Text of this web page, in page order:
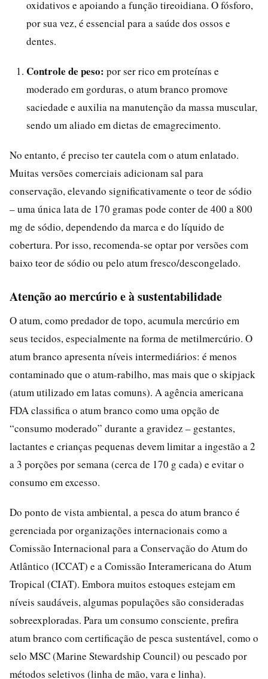
oxidativos e apoiando a função tireoidiana. O fósforo,
por sua vez, é essencial para a saúde dos ossos e
dentes.
Controle de peso: por ser rico em proteínas e
moderado em gorduras, o atum branco promove
saciedade e auxilia na manutenção da massa muscular,
sendo um aliado em dietas de emagrecimento.
No entanto, é preciso ter cautela com o atum enlatado.
Muitas versões comerciais adicionam sal para
conservação, elevando significativamente o teor de sódio
– uma única lata de 170 gramas pode conter de 400 a 800
mg de sódio, dependendo da marca e do líquido de
cobertura. Por isso, recomenda-se optar por versões com
baixo teor de sódio ou pelo atum fresco/descongelado.
Atenção ao mercúrio e à sustentabilidade
O atum, como predador de topo, acumula mercúrio em
seus tecidos, especialmente na forma de metilmercúrio. O
atum branco apresenta níveis intermediários: é menos
contaminado que o atum-rabilho, mas mais que o skipjack
(atum utilizado em latas comuns). A agência americana
FDA classifica o atum branco como uma opção de
“consumo moderado” durante a gravidez – gestantes,
lactantes e crianças pequenas devem limitar a ingestão a 2
a 3 porções por semana (cerca de 170 g cada) e evitar o
consumo em excesso.
Do ponto de vista ambiental, a pesca do atum branco é
gerenciada por organizações internacionais como a
Comissão Internacional para a Conservação do Atum do
Atlântico (ICCAT) e a Comissão Interamericana do Atum
Tropical (CIAT). Embora muitos estoques estejam em
níveis saudáveis, algumas populações são consideradas
sobreexploradas. Para um consumo consciente, prefira
atum branco com certificação de pesca sustentável, como o
selo MSC (Marine Stewardship Council) ou pescado por
métodos seletivos (linha de mão, vara e linha).